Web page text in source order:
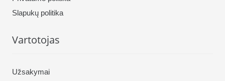
Slapukų politika
Vartotojas
Užsakymai